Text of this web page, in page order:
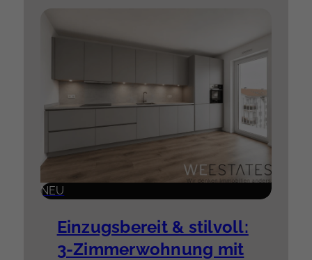
NEU
Einzugsbereit & stilvoll:
3-Zimmerwohnung mit